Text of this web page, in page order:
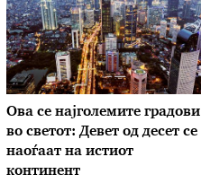
Ова се најголемите градови
во светот: Девет од десет се
наоѓаат на истиот
континент